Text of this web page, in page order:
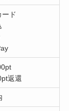
ド
返還